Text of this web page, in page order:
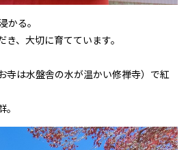
かる。
、大切に育てています。
寺は水盤舎の水が温かい修禅寺）で紅